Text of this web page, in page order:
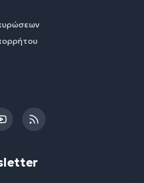
YouTubeRSS